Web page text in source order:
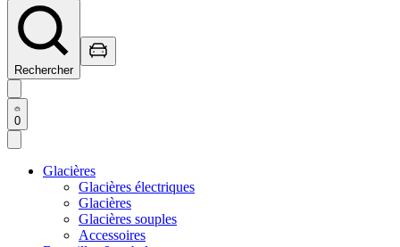
Rechercher
0
Glacières
Glacières électriques
Glacières
Glacières souples
Accessoires